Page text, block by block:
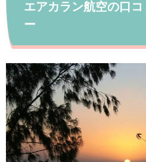
エアカラン航空の口
ー